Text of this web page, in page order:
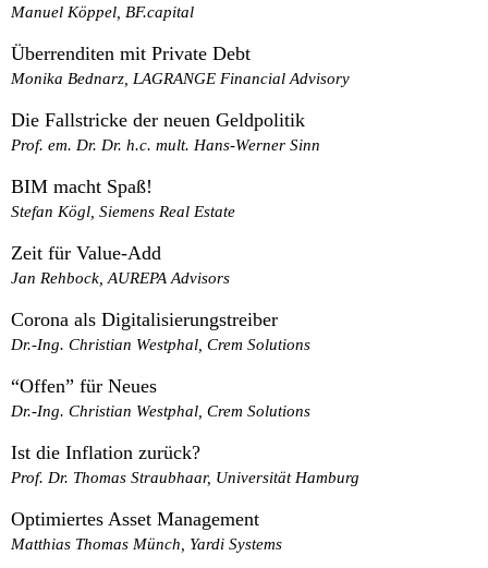
Manuel Köppel, BF.capital
Überrenditen mit Private Debt
Monika Bednarz, LAGRANGE Financial Advisory
Die Fallstricke der neuen Geldpolitik
Prof. em. Dr. Dr. h.c. mult. Hans-Werner Sinn
BIM macht Spaß!
Stefan Kögl, Siemens Real Estate
Zeit für Value-Add
Jan Rehbock, AUREPA Advisors
Corona als Digitalisierungstreiber
Dr.-Ing. Christian Westphal, Crem Solutions
“Offen” für Neues
Dr.-Ing. Christian Westphal, Crem Solutions
Ist die Inflation zurück?
Prof. Dr. Thomas Straubhaar, Universität Hamburg
Optimiertes Asset Management
Matthias Thomas Münch, Yardi Systems